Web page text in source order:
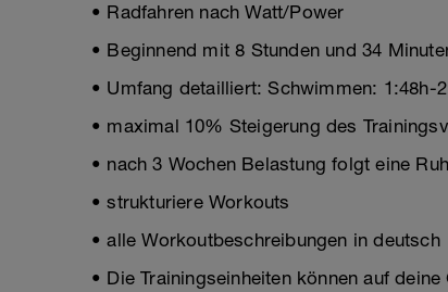
• Radfahren nach Watt/Power
• Beginnend mit 8 Stunden und 34
• Umfang detailliert: Schwimmen: 1:48h-
• maximal 10% Steigerung des
• nach 3 Wochen Belastung folgt eine
• strukturiere Workouts
• alle Workoutbeschreibungen in deutsch
• Die Trainingseinheiten können auf